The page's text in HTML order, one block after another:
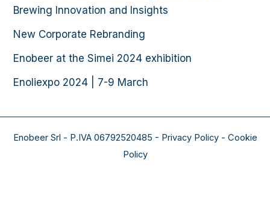
Brewing Innovation and Insights
New Corporate Rebranding
Enobeer at the Simei 2024 exhibition
Enoliexpo 2024 | 7-9 March​
Enobeer Srl - P.IVA 06792520485 - Privacy Policy - Cookie
Policy